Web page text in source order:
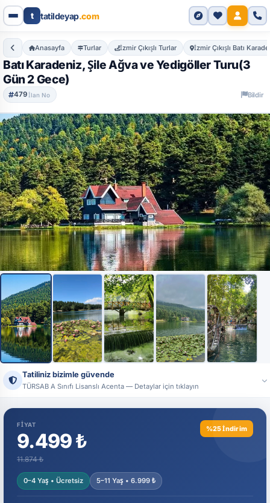
t tatildeyap.com
Anasayfa Turlar İzmir Çıkışlı Turlar İzmir Çıkışlı Batı
Batı Karadeniz, Şile Ağva ve Yedigöller Turu(3
Gün 2 Gece)
479 İlan No Bildir
Tatiliniz bizimle güvende
TÜRSAB A Sınıfı Lisanslı Acenta — Detaylar için tıklayın
Ünvan:Tatildeyap Turizm Seyahat Acentası
17444 — T.C. Kültür ve Turizm Bakanlığı, A Sınıfı
Resmi sistemler üzerinden acenta bilgilerimizi doğrulayabilirsiniz.
Genel Bakış Dahil Olanlar
FIYAT
9.499 ₺
11.874 ₺
%25 İndirim
0–4 Yaş • Ücretsiz 5–11 Yaş • 6.999 ₺